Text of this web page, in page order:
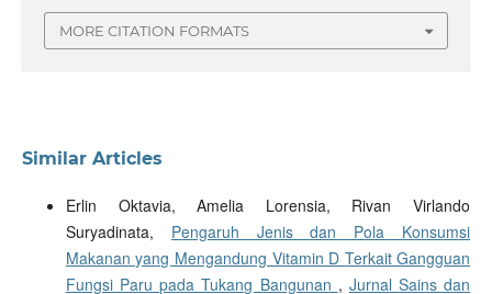
MORE CITATION FORMATS
Similar Articles
Erlin Oktavia, Amelia Lorensia, Rivan Virlando
Suryadinata, Pengaruh Jenis dan Pola Konsumsi
Makanan yang Mengandung Vitamin D Terkait Gangguan
Fungsi Paru pada Tukang Bangunan , Jurnal Sains dan